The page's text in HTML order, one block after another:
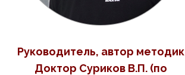
Руководитель, автор методик
Доктор Суриков В.П. (по